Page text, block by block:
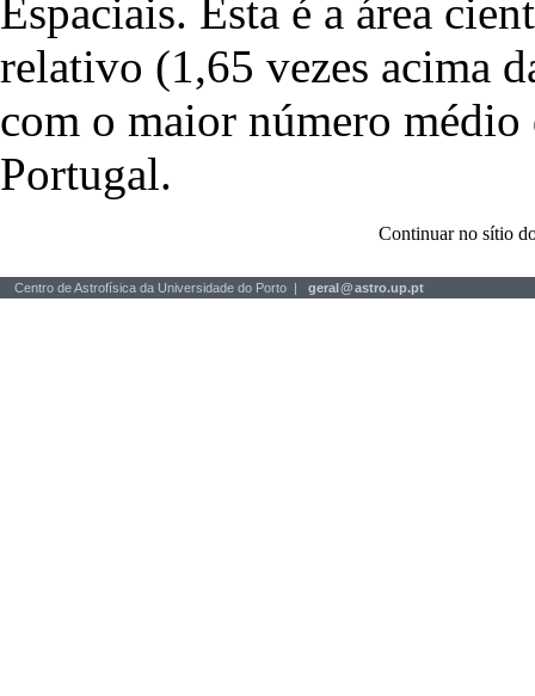
Espaciais. Esta é a área
relativo (1,65 vezes acima
com o maior número
Portugal.
Continuar no sítio
Centro de Astrofísica da Universidade do Porto | geral@astro.up.pt